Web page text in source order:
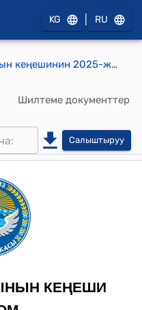
KG RU
Орловка шаарынын кеңешинин 2025-жылдын 18-июнундагы № 59/6-29 "Орловка шаарынын мэриясынын 2026-жылга карата жергиликтүү бюджетинин долбоорун жана 2027-2028-жылдарга карата жергиликтүү бюджетинин киреше бөлүгүнүн долбоорун бекитүү жөнүндө" токтому
Шилтеме документтер
Салыштыруу